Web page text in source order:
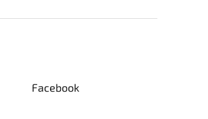
Facebook